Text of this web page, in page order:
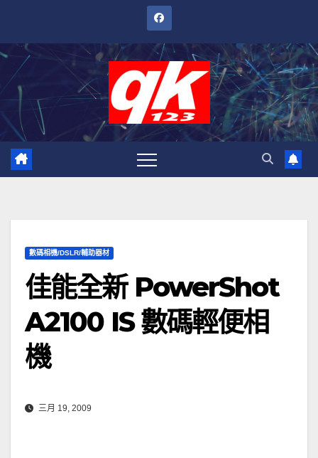
內
數碼相機/DSLR/輔助器材
佳能全新 PowerShot
A2100 IS 數碼輕便相
機
三月 19, 2009